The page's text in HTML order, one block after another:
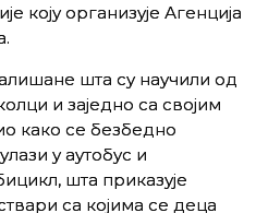
коју организује Агенција
шта су научили од
и заједно са својим
како се безбедно
у аутобус и
шта приказује
са којима се деца